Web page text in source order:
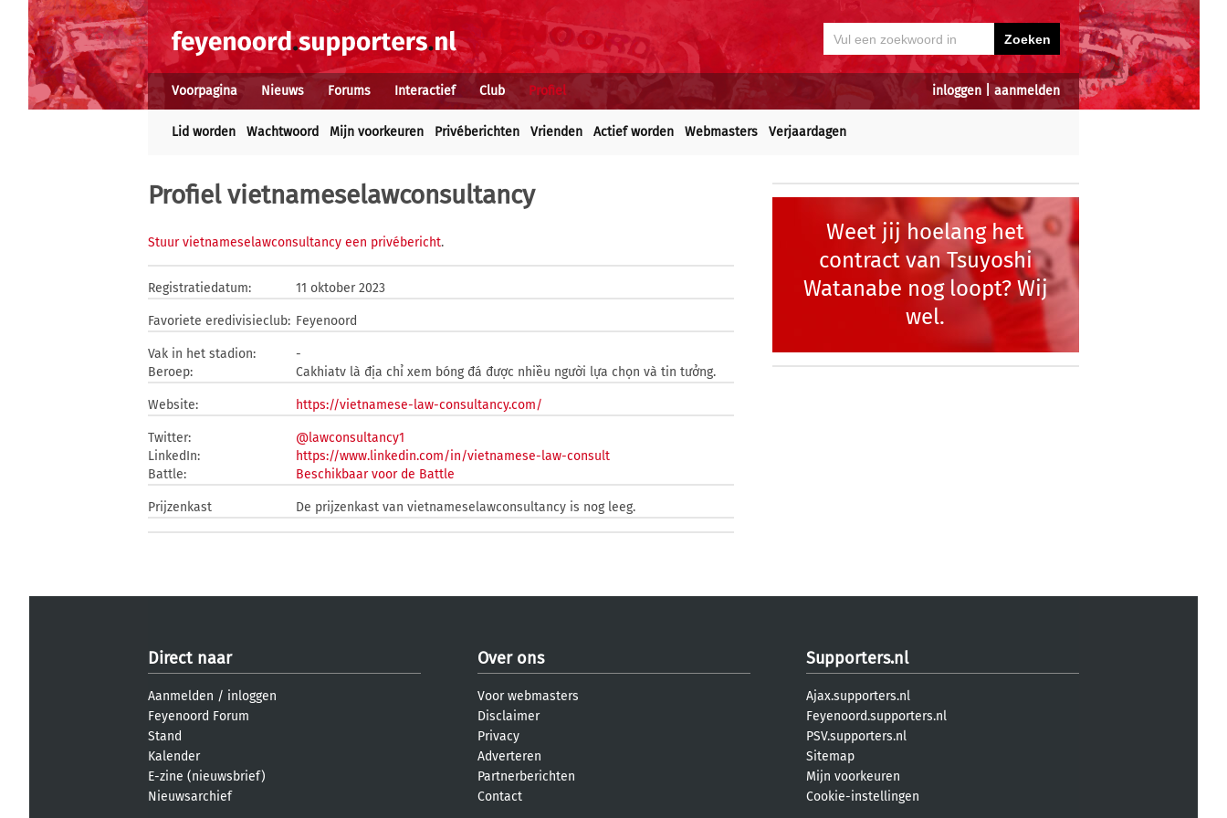
inloggen aanmelden
Voorpagina Nieuws Forums Interactief Club Profiel
Lid worden Wachtwoord Mijn voorkeuren Privéberichten Vrienden Actief worden Webmasters Verjaardagen
Profiel vietnameselawconsultancy
Stuur vietnameselawconsultancy een privébericht.
Registratiedatum: 11 oktober 2023
Favoriete eredivisieclub: Feyenoord
Vak in het stadion:
-
Beroep:
Cakhiatv là địa chỉ xem bóng đá được nhiều người lựa chọn và tin tưởng.
Website: https://vietnamese-law-consultancy.com/
Twitter:
@lawconsultancy1
LinkedIn:
https://www.linkedin.com/in/vietnamese-law-consult
Battle:
Beschikbaar voor de Battle
Prijzenkast De prijzenkast van vietnameselawconsultancy is nog leeg.
Weet jij hoelang het
contract van Tsuyoshi
Watanabe nog loopt? Wij
wel.
Direct naar
Aanmelden / inloggen
Feyenoord Forum
Stand
Kalender
E-zine (nieuwsbrief)
Nieuwsarchief
Over ons
Voor webmasters
Disclaimer
Privacy
Adverteren
Partnerberichten
Contact
Supporters.nl
Ajax.supporters.nl
Feyenoord.supporters.nl
PSV.supporters.nl
Sitemap
Mijn voorkeuren
Cookie-instellingen